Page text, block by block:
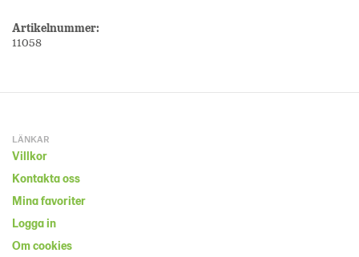
Artikelnummer:
11058
LÄNKAR
Villkor
Kontakta oss
Mina favoriter
Logga in
Om cookies